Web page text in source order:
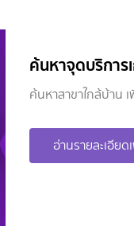
ค้นหาจุดบริการ
ค้นหาสาขาใกล้บ้าน
อ่านรายละเอียด